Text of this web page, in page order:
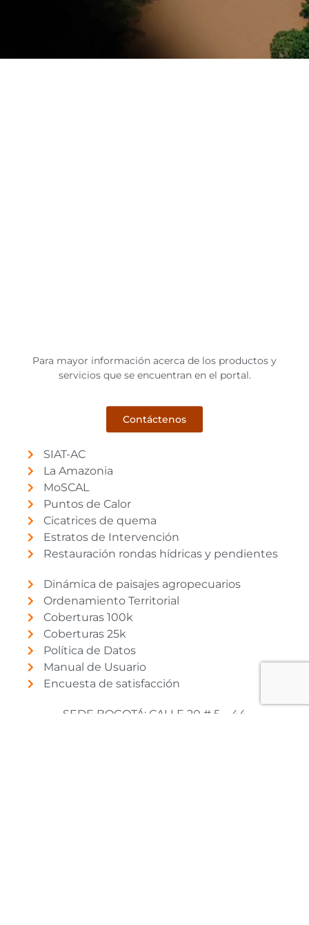
Para mayor información acerca de los productos y
servicios que se encuentran en el portal.
Contáctenos
SIAT-AC
La Amazonia
MoSCAL
Puntos de Calor
Cicatrices de quema
Estratos de Intervención
Restauración rondas hídricas y pendientes
Dinámica de paisajes agropecuarios
Ordenamiento Territorial
Coberturas 100k
Coberturas 25k
Política de Datos
Manual de Usuario
Encuesta de satisfacción
SEDE BOGOTÁ: CALLE 20 # 5 – 44